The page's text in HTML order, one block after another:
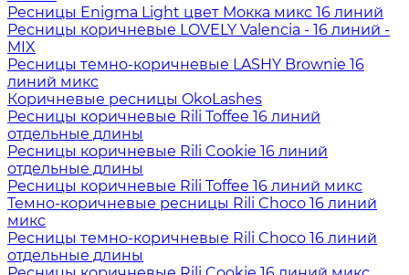
Ресницы Enigma Light цвет Мокка микс 16 линий
Ресницы коричневые LOVELY Valencia - 16 линий -
MIX
Ресницы темно-коричневые LASHY Brownie 16
линий микс
Коричневые ресницы OkoLashes
Ресницы коричневые Rili Toffee 16 линий
отдельные длины
Ресницы коричневые Rili Cookie 16 линий
отдельные длины
Ресницы коричневые Rili Toffee 16 линий микс
Темно-коричневые ресницы Rili Choco 16 линий
микс
Ресницы темно-коричневые Rili Choco 16 линий
отдельные длины